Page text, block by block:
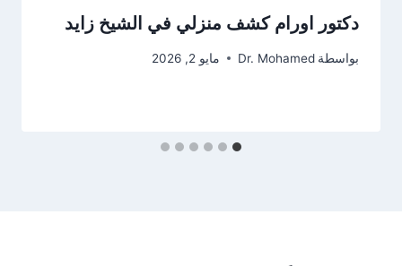
دكتور اورام كشف منزلي في الشيخ زايد
بواسطة Dr. Mohamed مايو 2, 2026